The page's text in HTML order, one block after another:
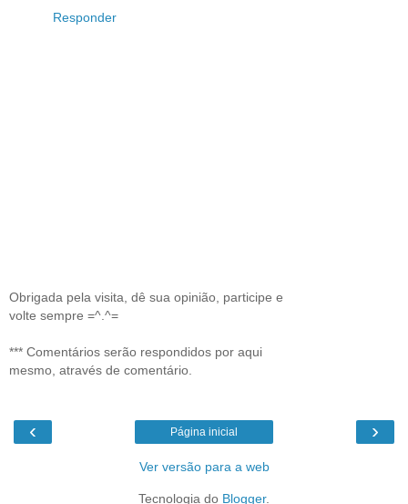
Responder
Obrigada pela visita, dê sua opinião, participe e
volte sempre =^.^=
*** Comentários serão respondidos por aqui
mesmo, através de comentário.
‹ ›
Página inicial
Ver versão para a web
Tecnologia do Blogger.